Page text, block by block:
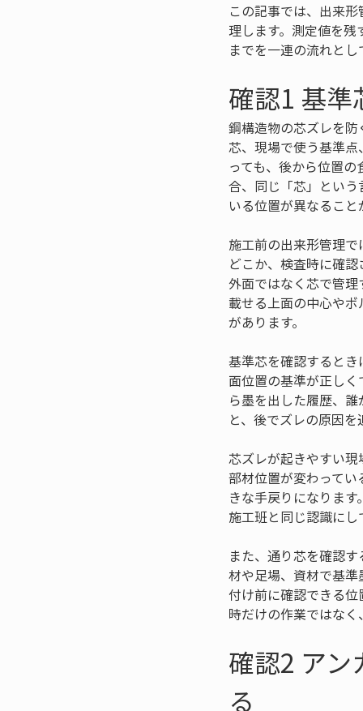
この記事では、出来
理します。測定値を
までを一連の流れと
確認1 基
鋼構造物の芯ズレを
芯、現場で使う基準
っても、後から位置
合、同じ「芯」とい
いる位置が異なること
施工前の出来形管理
どこか、検査時に確
外面ではなく芯で管
載せる上面の中心や
があります。
基準芯を確認すると
面位置の基準が正し
ら墨を出した履歴、
と、後でズレの原因
芯ズレが起きやすい
部材位置が変わって
きな手戻りになりま
施工班と同じ認識に
また、通り芯を確認
材や足場、資材で基
付け前に確認できる
時だけの作業ではな
確認2 ア
る